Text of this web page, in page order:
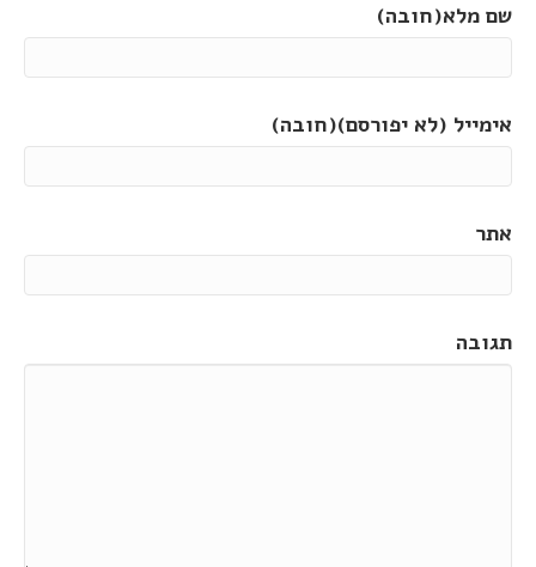
שם מלא(חובה)
אימייל (לא יפורסם)(חובה)
אתר
תגובה